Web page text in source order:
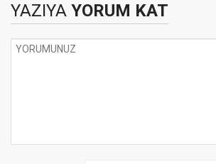
YAZIYA YORUM KAT